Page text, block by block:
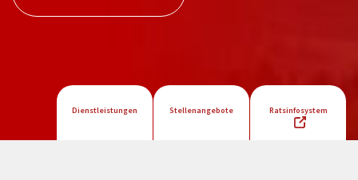
Dienstleistungen Stellenangebote Ratsinfosystem